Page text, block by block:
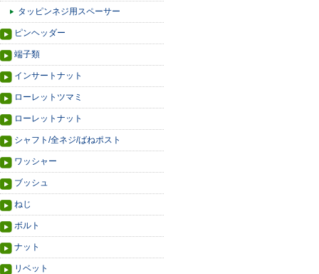
タッピンネジ用スペーサー
ピンヘッダー
端子類
インサートナット
ローレットツマミ
ローレットナット
シャフト/全ネジ/ばねポスト
ワッシャー
ブッシュ
ねじ
ボルト
ナット
リベット